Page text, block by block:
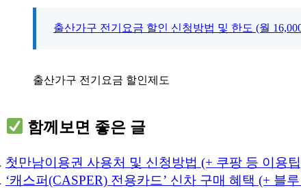
출산가구 전기요금 할인 신청방법 및 한도 (월
출산가구 전기요금 할인제도
함께보면 좋은 글
첫만남이용권 사용처 및 신청방법 (+ 쿠팡 등 이용
‘캐스퍼(CASPER) 전용카드’ 신차 구매 혜택 (+ 블